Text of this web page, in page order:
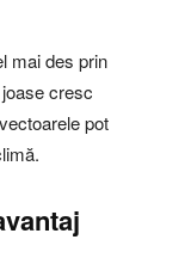
mai des prin
cresc
pot